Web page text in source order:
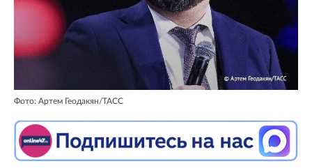
Фото: Артем Геодакян/ТАСС